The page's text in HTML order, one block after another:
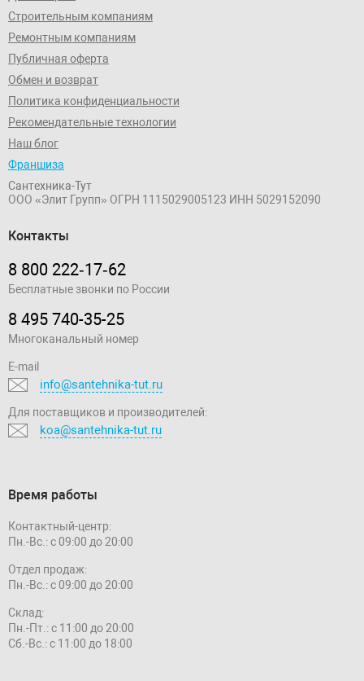
Строительным компаниям
Ремонтным компаниям
Публичная оферта
Обмен и возврат
Политика конфиденциальности
Рекомендательные технологии
Наш блог
Франшиза
Сантехника-Тут
ООО «Элит Групп» ОГРН 1115029005123 ИНН 5029152090
Контакты
8 800 222‑17‑62
Бесплатные звонки по России
8 495 740-35-25
Многоканальный номер
E-mail
info@santehnika-tut.ru
Для поставщиков и производителей:
koa@santehnika-tut.ru
Время работы
Контактный-центр:
Пн.-Вс.: с 09:00 до 20:00
Отдел продаж:
Пн.-Вс.: с 09:00 до 20:00
Склад:
Пн.-Пт.: с 11:00 до 20:00
Сб.-Вс.: с 11:00 до 18:00